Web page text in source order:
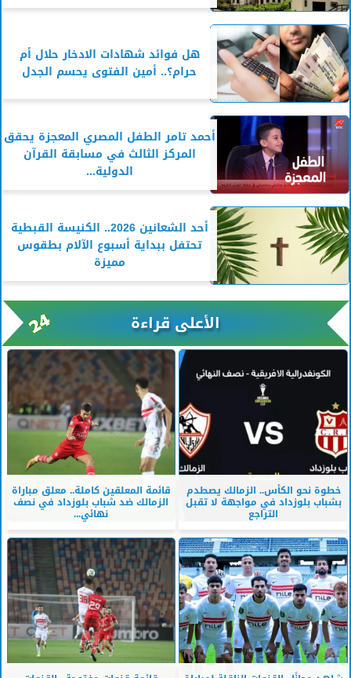
هل فوائد شهادات الادخار حلال أم
حرام؟.. أمين الفتوى يحسم الجدل
أحمد تامر الطفل المصري المعجزة يحقق
المركز الثالث في مسابقة القرآن
الدولية...
أحد الشعانين 2026.. الكنيسة القبطية
تحتفل ببداية أسبوع الآلام بطقوس
مميزة
الأعلى قراءة
خطوة نحو الكأس.. الزمالك يصطدم
بشباب بلوزداد في مواجهة لا تقبل
التراجع
قائمة المعلقين كاملة.. معلق مباراة
الزمالك ضد شباب بلوزداد في نصف
نهائي...